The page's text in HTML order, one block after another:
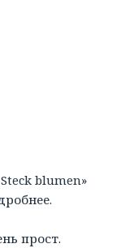
blumen»
прост.